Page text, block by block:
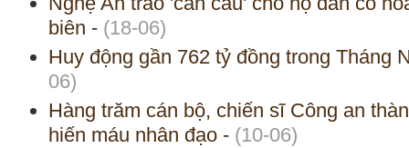
biên - (18-06)
Huy động gần 762 tỷ đồng trong Tháng
06)
Hàng trăm cán bộ, chiến sĩ Công an
hiến máu nhân đạo - (10-06)